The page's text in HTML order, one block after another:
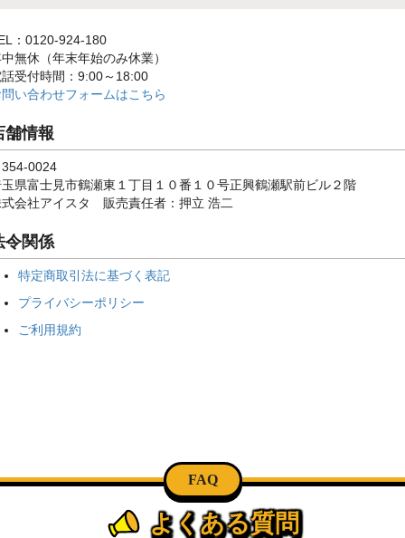
：0120-924-180
無休（年末年始のみ休業）
受付時間：9:00～18:00
い合わせフォームはこちら
舗情報
0024
県富士見市鶴瀬東１丁目１０番１０号正興鶴瀬駅前ビル２階
会社アイスタ 販売責任者：押立 浩二
令関係
特定商取引法に基づく表記
プライバシーポリシー
ご利用規約
FAQ
よくある質問